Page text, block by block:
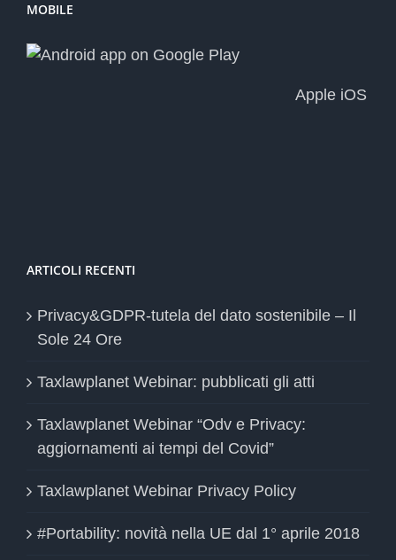
MOBILE
Apple iOS
ARTICOLI RECENTI
Privacy&GDPR-tutela del dato sostenibile – Il
Sole 24 Ore
Taxlawplanet Webinar: pubblicati gli atti
Taxlawplanet Webinar “Odv e Privacy:
aggiornamenti ai tempi del Covid”
Taxlawplanet Webinar Privacy Policy
#Portability: novità nella UE dal 1° aprile 2018